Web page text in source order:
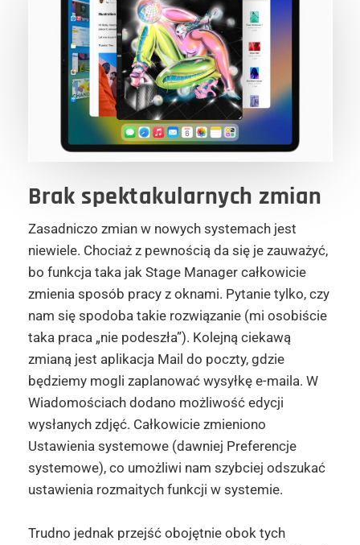
Brak spektakularnych zmian
Zasadniczo zmian w nowych systemach jest
niewiele. Chociaż z pewnością da się je zauważyć,
bo funkcja taka jak Stage Manager całkowicie
zmienia sposób pracy z oknami. Pytanie tylko, czy
nam się spodoba takie rozwiązanie (mi osobiście
taka praca „nie podeszła”). Kolejną ciekawą
zmianą jest aplikacja Mail do poczty, gdzie
będziemy mogli zaplanować wysyłkę e-maila. W
Wiadomościach dodano możliwość edycji
wysłanych zdjęć. Całkowicie zmieniono
Ustawienia systemowe (dawniej Preferencje
systemowe), co umożliwi nam szybciej odszukać
ustawienia rozmaitych funkcji w systemie.
Trudno jednak przejść obojętnie obok tych